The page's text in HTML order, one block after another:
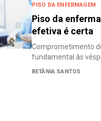
PISO DA ENFERMAGEM
Piso da
efetiva é certa
Comprometimento
fundamental às
BETÂNIA SANTOS